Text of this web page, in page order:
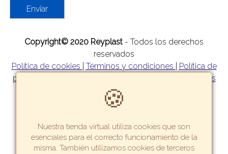
Enviar
Copyright© 2020 Reyplast - Todos los derechos
reservados
Política de cookies
Términos y condiciones
Política de
privacidad
Formas
Tarifas y zonas de reparto
🍪
Nuestra tienda virtual utiliza cookies que son
esenciales para el correcto funcionamiento de la
misma. También utilizamos cookies de terceros